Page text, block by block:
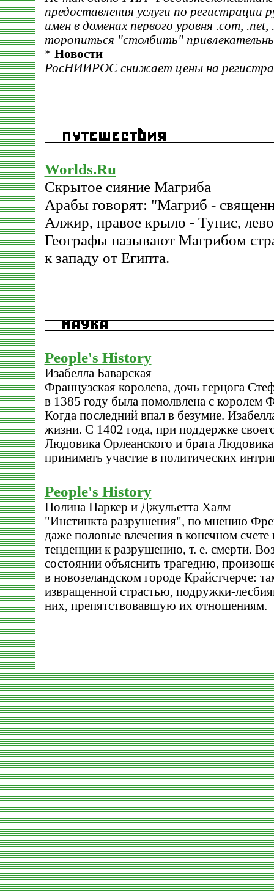
предоставления услуги по регистрации
имен в доменах первого уровня .com,
торопиться "столбить"
* Новости
РосНИИРОС снижает цены на
Worlds.Ru
Скрытое сияние Магриба
Арабы говорят: "Магриб -
Алжир, правое крыло - Тунис,
Географы называют Магрибом
к западу от Египта.
People's History
Изабелла Баварская
Французская королева, дочь герцога
в 1385 году была помолвлена с королем
Когда последний впал в безумие.
жизни. С 1402 года, при поддержке
Людовика Орлеанского и брата Людовика
принимать участие в политических
People's History
Полина Паркер и Джульетта Халм
"Инстинкта разрушения", по мнению
даже половые влечения в конечном
тенденции к разрушению, т. е. смерти.
состоянии объяснить трагедию,
в новозеландском городе Крайстчерче:
извращенной страстью, подружки-
них, препятствовавшую их отношениям.